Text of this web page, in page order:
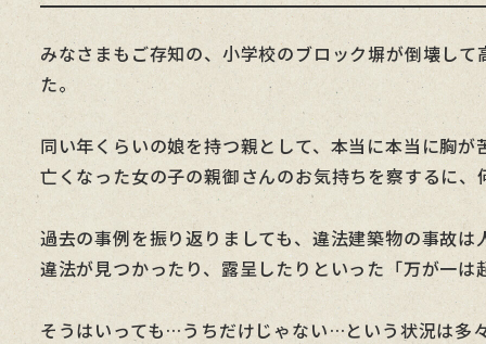
みなさまもご存知の、小学校のブロック塀が倒壊し
た。
同い年くらいの娘を持つ親として、本当に本当に胸が
亡くなった女の子の親御さんのお気持ちを察するに
過去の事例を振り返りましても、違法建築物の事故は
違法が見つかったり、露呈したりといった「万が一
そうはいっても…うちだけじゃない…という状況は多